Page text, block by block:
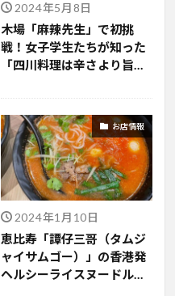
2024年5月8日
木場「麻辣先生」で初挑
戦！女子学生たちが知った
「四川料理は辛さより旨
お店情報
2024年1月10日
恵比寿「譚仔三哥（タムジ
ャイサムゴー）」の香港発
ヘルシーライスヌードル食